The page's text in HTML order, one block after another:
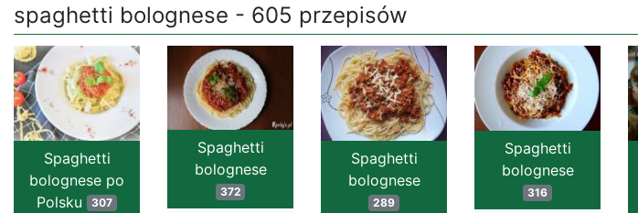
spaghetti bolognese - 605 przepisów
Spaghetti
bolognese po
Polsku 307
Spaghetti
bolognese
372
Spaghetti
bolognese
289
Spaghetti
bolognese
316